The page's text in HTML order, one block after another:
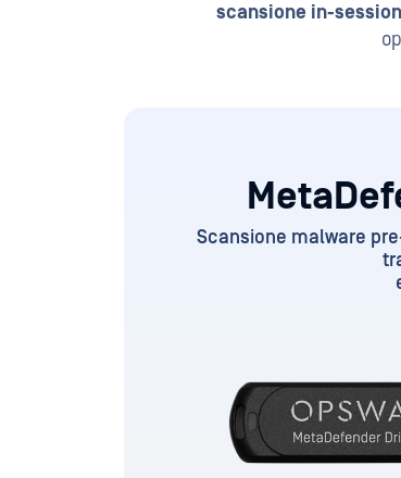
scansione in-session
Scansione malware